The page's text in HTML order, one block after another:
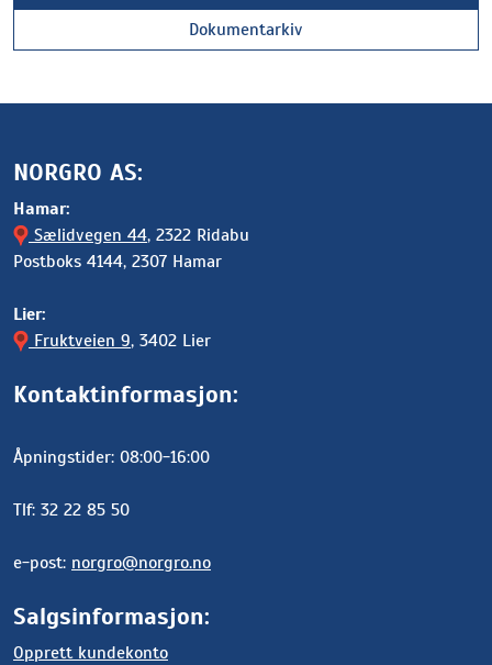
Dokumentarkiv
NORGRO AS:
Hamar:
Sælidvegen 44, 2322 Ridabu
Postboks 4144, 2307 Hamar
Lier:
Fruktveien 9, 3402 Lier
Kontaktinformasjon:
Åpningstider: 08:00-16:00
Tlf: 32 22 85 50
e-post: norgro@norgro.no
Salgsinformasjon:
Opprett kundekonto